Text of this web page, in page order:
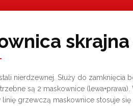
nierdzewnej. Służy do zamknięcia
są 2 maskownice
linię grzewczą maskownice stosuje